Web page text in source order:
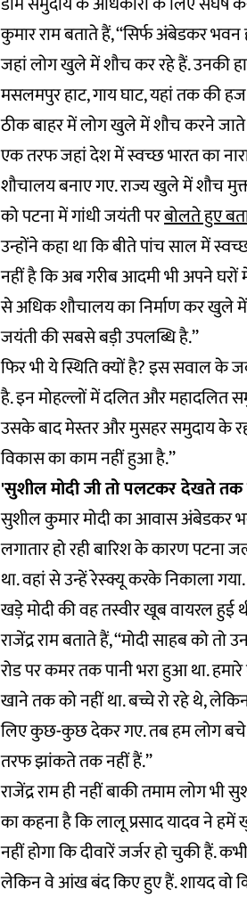
कुमार राम बताते हैं, ‘‘सिर्फ अंबेडकर
जहां लोग खुले में शौच कर रहे हैं. उनकी
मसलमपुर हाट, गाय घाट, यहां तक की
ठीक बाहर में लोग खुले में शौच करने जाते
एक तरफ जहां देश में स्वच्छ भारत का
शौचालय बनाए गए. राज्य खुले में शौच
को पटना में गांधी जयंती परबोलते हुए
उन्होंने कहा था कि बीते पांच साल में
नहीं है कि अब गरीब आदमी भी अपने
से अधिक शौचालय का निर्माण कर खुले में
जयंती की सबसे बड़ी उपलब्धि है.’’
फिर भी ये स्थिति क्यों है? इस सवाल के
है. इन मोहल्लों में दलित और महादलित
उसके बाद मेस्तर और मुसहर समुदाय के
विकास का काम नहीं हुआ है.’’
'सुशील मोदी जी तो पलटकर देखते तक
सुशील कुमार मोदी का आवास अंबेडकर
लगातार हो रही बारिश के कारण पटना
था. वहां से उन्हें रेस्क्यू करके निकाला
खड़े मोदी की वह तस्वीर खूब वायरल हुई
राजेंद्र राम बताते हैं, ‘‘मोदी साहब को
रोड पर कमर तक पानी भरा हुआ था.
खाने तक को नहीं था. बच्चे रो रहे थे,
लिए कुछ-कुछ देकर गए. तब हम लोग बचे.
तरफ झांकते तक नहीं हैं.’’
राजेंद्र राम ही नहीं बाकी तमाम लोग
का कहना है कि लालू प्रसाद यादव ने
नहीं होगा कि दीवारें जर्जर हो चुकी हैं.
लेकिन वे आंख बंद किए हुए हैं. शायद वो